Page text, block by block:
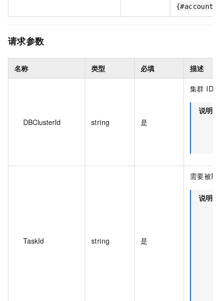
请求参数
名称 类型 必填 描述
DBClusterId string 是
集群 ID。
说明
TaskId string 是
需要被取
说明